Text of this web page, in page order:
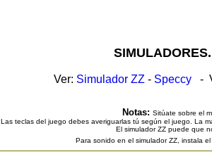
Ver: Simulador ZZ - Speccy -
Notas: Sitúate sobre el
Las teclas del juego debes averiguarlas tú según el juego. La
El simulador ZZ puede que
Para sonido en el simulador ZZ, instala